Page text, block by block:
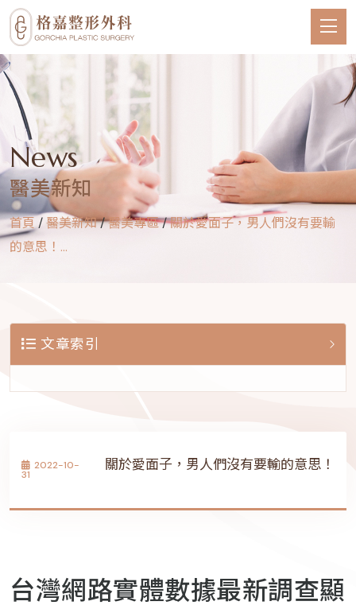
News
醫美新知
首頁 /醫美新知/醫美專區/關於愛面子，男人們沒有要輸
的意思！...
文章索引
2022-10-
31
關於愛面子，男人們沒有要輸的意思！
台灣網路實體數據最新調查顯